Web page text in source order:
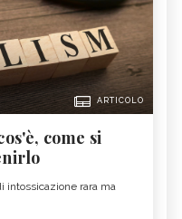
ARTICOLO
come si
intossicazione rara ma